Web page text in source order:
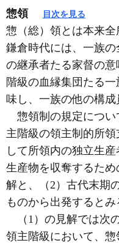
惣領 目次を見る
惣（総）領とは本来全
鎌倉時代には、一族
の継承者たる家督の
階級の血縁集団たる
味し、一族の他の構成
惣領制の規定につい
主階級の領主制的所
して所領内の独立生
生産物を収奪するた
解と、（2）古代末期
ものから出発するとみ
（1）の見解では次
領主階級において、